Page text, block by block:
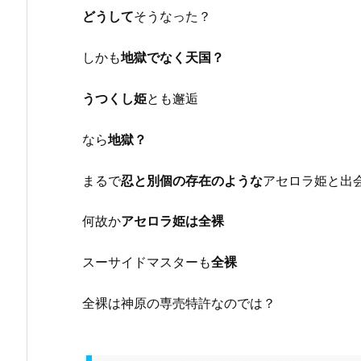
どうしてそうなった？
しかも地獄でなく天国？
うつくし姫とも邂逅
なら地獄？
まるで忍と別個の存在のようなアセロラ姫と出
何故かアセロラ姫は全裸
スーサイドマスターも全裸
全裸は神原の専売特許なのでは？